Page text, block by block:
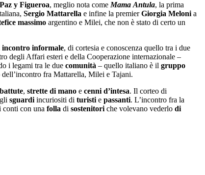
y Figueroa, meglio nota come Mama Antula, la prima
Sergio Mattarella e infine la premierGiorgia Meloni a
massimo argentino e Milei, che non è stato di certo un
incontro informale, di cortesia e conoscenza quello tra i due
degli Affari esteri e della Cooperazione internazionale –
i legami tra le due comunità – quello italiano è il gruppo
dell’incontro fra Mattarella, Milei e Tajani.
battute, strette di mano e cenni d’intesa. Il corteo di
sguardi incuriositi di turisti e passanti. L’incontro fra la
conti con una folla di sostenitori che volevano vederlo di